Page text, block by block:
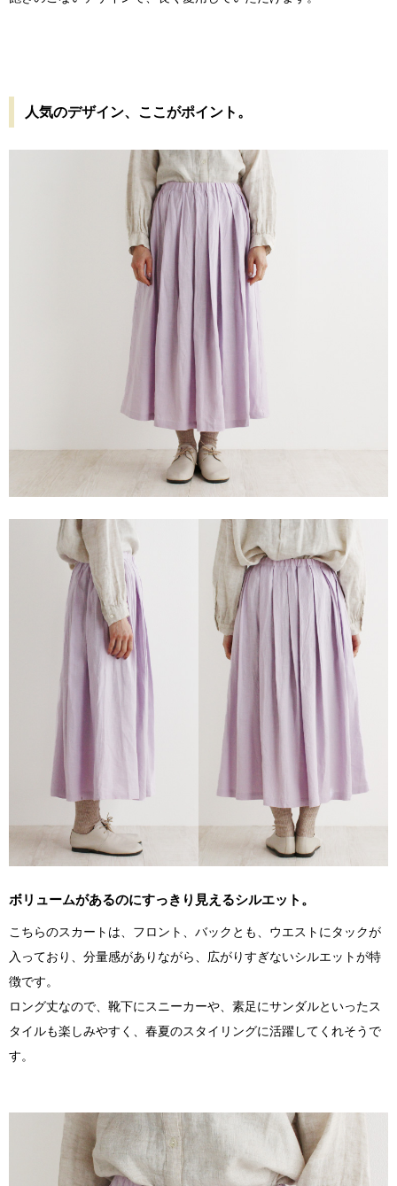
人気のデザイン、ここがポイント。
ボリュームがあるのにすっきり見えるシルエット。
こちらのスカートは、フロント、バックとも、ウエストにタックが
入っており、分量感がありながら、広がりすぎないシルエットが特
徴です。
ロング丈なので、靴下にスニーカーや、素足にサンダルといったス
タイルも楽しみやすく、春夏のスタイリングに活躍してくれそうで
す。